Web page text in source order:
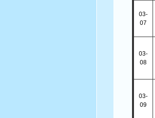
03-
07
03-
08
03-
09